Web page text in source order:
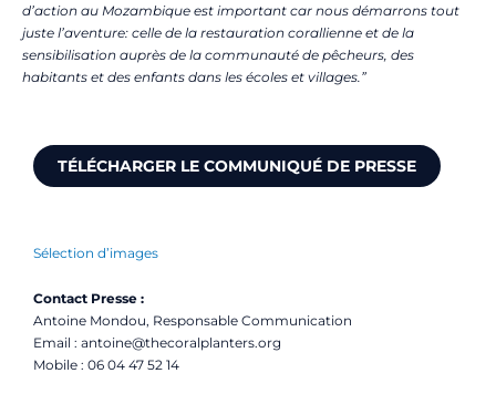
d’action au Mozambique est important car nous démarrons tout
juste l’aventure: celle de la restauration corallienne et de la
sensibilisation auprès de la communauté de pêcheurs, des
habitants et des enfants dans les écoles et villages.”
TÉLÉCHARGER LE COMMUNIQUÉ DE PRESSE
Sélection d’images
Contact Presse :
Antoine Mondou, Responsable Communication
Email : antoine@thecoralplanters.org
Mobile : 06 04 47 52 14